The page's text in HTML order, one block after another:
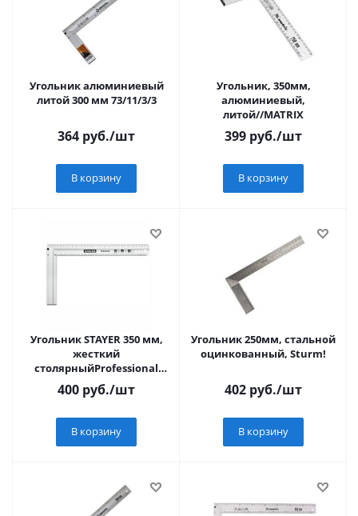
Угольник алюминиевый
литой 300 мм 73/11/3/3
364 руб./шт
В корзину
Угольник, 350мм,
алюминиевый,
литой//MATRIX
399 руб./шт
В корзину
Угольник STAYER 350 мм,
жесткий
столярныйProfessional
(3432-35)
400 руб./шт
В корзину
Угольник 250мм, стальной
оцинкованный, Sturm!
402 руб./шт
В корзину